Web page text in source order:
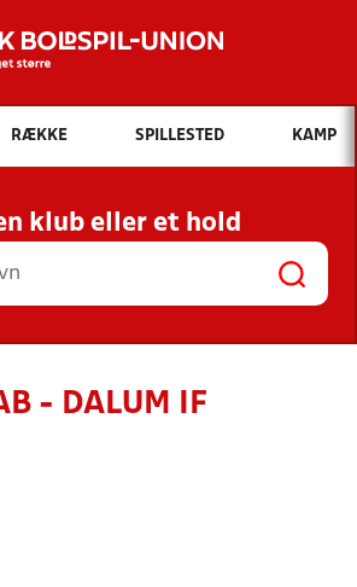
Hvad vil du søge efter?
INDHOLD OG NYHEDER
RESULTATER, KLUBBER OG
HOLD
RÆKKE SPILLESTED KAMP
klub eller et hold
- DALUM IF